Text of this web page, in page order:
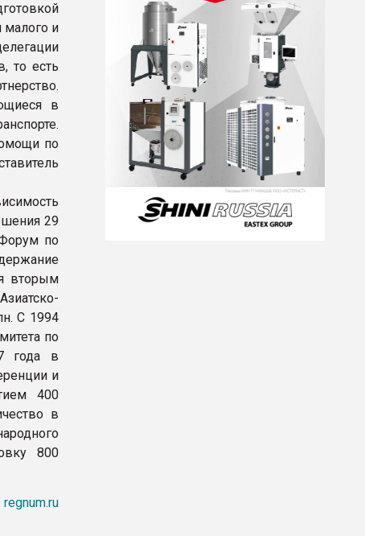
малого и
то есть
в
по
29
по
вторым
С 1994
по
года в
и
400
в
800
regnum.ru